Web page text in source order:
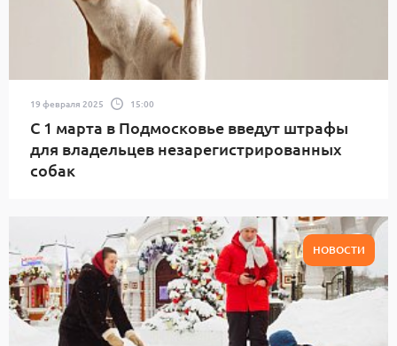
19 февраля 2025 15:00
С 1 марта в Подмосковье введут штрафы
для владельцев незарегистрированных
собак
НОВОСТИ